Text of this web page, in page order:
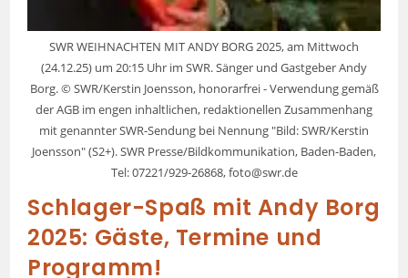
SWR WEIHNACHTEN MIT ANDY BORG 2025, am Mittwoch
(24.12.25) um 20:15 Uhr im SWR. Sänger und Gastgeber Andy
Borg. © SWR/Kerstin Joensson, honorarfrei - Verwendung gemäß
der AGB im engen inhaltlichen, redaktionellen Zusammenhang
mit genannter SWR-Sendung bei Nennung "Bild: SWR/Kerstin
Joensson" (S2+). SWR Presse/Bildkommunikation, Baden-Baden,
Tel: 07221/929-26868, foto@swr.de
Schlager-Spaß mit Andy Borg
2025: Gäste, Termine und
Programm!